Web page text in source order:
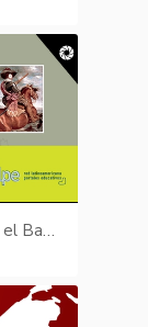
Kairos - La España del siglo XVI y el Barroco